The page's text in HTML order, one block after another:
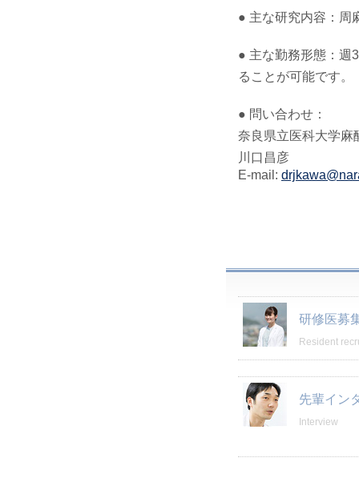
● 主な研究内容：周
● 主な勤務形態：週
ることが可能です。
● 問い合わせ：
奈良県立医科大学麻
川口昌彦
E-mail:
研修医募
Resident
先輩イン
Interview